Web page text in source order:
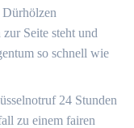
Dürhölzen
Seite steht und
so schnell wie
24 Stunden
zu einem fairen